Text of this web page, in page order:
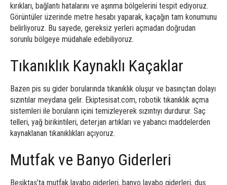
kırıkları, bağlantı hatalarını ve aşınma bölgelerini tespit ediyoruz.
Görüntüler üzerinde metre hesabı yaparak, kaçağın tam konumunu
belirliyoruz. Bu sayede, gereksiz yerleri açmadan doğrudan
sorunlu bölgeye müdahale edebiliyoruz.
Tıkanıklık Kaynaklı Kaçaklar
Bazen pis su gider borularında tıkanıklık oluşur ve basınçtan dolayı
sızıntılar meydana gelir. Ekiptesisat.com, robotik tıkanıklık açma
sistemleri ile boruların içini temizleyerek sızıntıyı durdurur. Saç
telleri, yağ birikintileri, deterjan artıkları ve yabancı maddelerden
kaynaklanan tıkanıklıkları açıyoruz.
Mutfak ve Banyo Giderleri
Beşiktaş’ta mutfak lavabo giderleri, banyo lavabo giderleri, duş